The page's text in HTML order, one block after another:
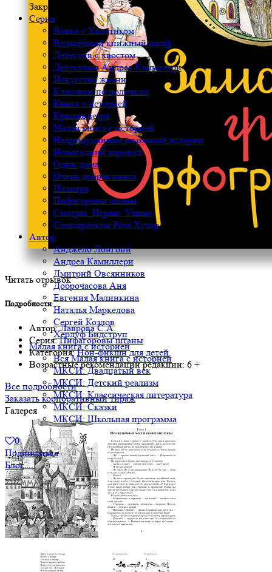
Закрыть меню
Серия
Вовка с Хвостиком
Волшебный книжный шкаф
Детектив с хвостом
Детективы Андреа Камиллери
Искусство жизни
Классики по полочкам
Книга с историей
Крылья ветра
Малая книга с историей
Непридуманные школьные истории
Новогодний хоровод
Один дома
Очень добрая книга
Палитра
Пифагоровы штаны
Смотрю. Играю. Узнаю
Спецпроекты Роза Хутор
Автор
Анджело Лонгони
Андреа Камиллери
Дмитрий Овсянников
Доброчасова Аня
Евгения Малинкина
Наталья Маркелова
Сергей Козлов
Херлуф Бидструп
Малая книга с историей
Вся Малая книга с историей
МКСИ: Двадцатый век
МКСИ: Детский реализм
МКСИ: Классическая литература
МКСИ: Сказки
МКСИ: Школьная программа
0
Подписаться
Блог
Читать отрывок
Подробности
Автор: Лаврова С.А.
Серия: Пифагоровы штаны
Категория: Нон-фикшн для детей
Возрастные рекомендации редакции: 6 +
Все подробности
Заказать корпоративный тираж
Галерея